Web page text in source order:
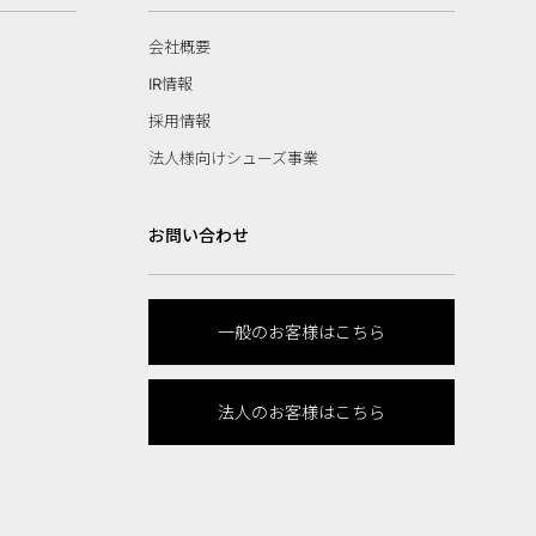
会社概要
IR情報
採用情報
法人様向けシューズ事業
お問い合わせ
一般のお客様はこちら
法人のお客様はこちら